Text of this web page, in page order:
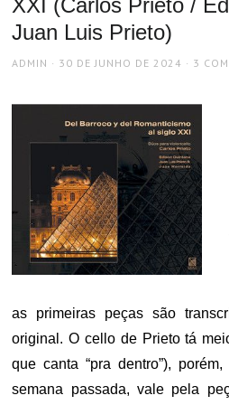
XXI (Carlos Prieto /
Juan Luis Prieto)
AUTHOR
ADMIN
POSTED
30 DE JUNHO DE 2024 3
as primeiras peças são
original. O cello de Prieto tá
que canta “pra dentro”),
semana passada, vale pela